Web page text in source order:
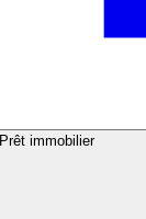
Prêt immobilier